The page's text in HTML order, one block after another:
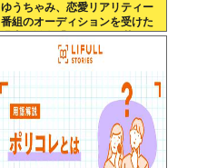
ゆうちゃみ、恋愛リアリティー
番組のオーディションを受けた
過去を激白「10回くらい落ちて